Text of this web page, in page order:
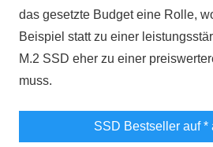
das gesetzte Budget eine Rolle,
Beispiel statt zu einer
M.2 SSD eher zu einer
muss.
SSD Bestseller auf*